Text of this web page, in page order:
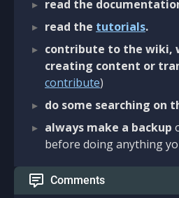
read the
read the tutorials.
contribute to the wiki,
creating content or
contribute)
do some searching on
always make a backup
before doing anything
Comments